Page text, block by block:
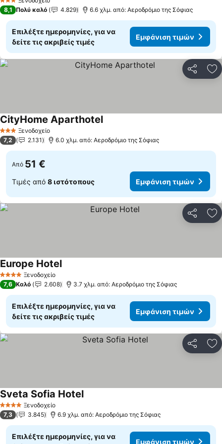
3 Αστέρια
8,1 Πολύ καλό 4.829 6.6 χλμ. από: Αεροδρόμιο της Σόφιας
Επιλέξτε ημερομηνίες, για να
δείτε τις ακριβείς τιμές
Εμφάνιση τιμών
3 ΑστέριαΞενοδοχείο
CityHome AparthotelΕμφάνιση τιμών
7,2 2.131 6.0 χλμ. από: Αεροδρόμιο της Σόφιας
Από 51 €
Τιμές από 8 ιστότοπους Εμφάνιση τιμών
4 ΑστέριαΞενοδοχείο
Europe HotelΕμφάνιση τιμών
7,6 Καλό 2.608 3.7 χλμ. από: Αεροδρόμιο της Σόφιας
Επιλέξτε ημερομηνίες, για να
δείτε τις ακριβείς τιμές
Εμφάνιση τιμών
4 ΑστέριαΞενοδοχείο
Sveta Sofia HotelΕμφάνιση τιμών
7,3 3.845 6.9 χλμ. από: Αεροδρόμιο της Σόφιας
Επιλέξτε ημερομηνίες, για να
Εμφάνιση τιμών